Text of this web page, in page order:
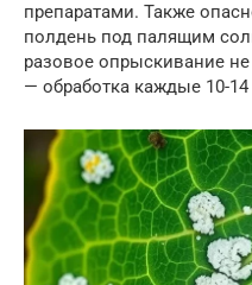
препаратами. Также
полдень под палящим
разовое опрыскивание
— обработка каждые 10-